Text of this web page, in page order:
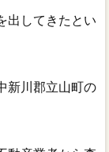
出してきたとい
新川郡立山町の